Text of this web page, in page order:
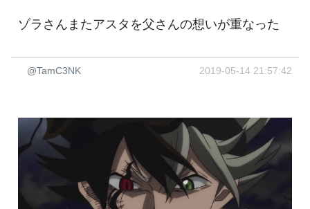
ゾラさんまたアスタを父さんの想いが重なった
@TamC3NK 2019-05-14 21:57:42